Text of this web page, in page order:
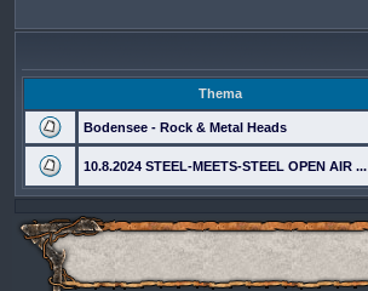
Thema
Bodensee - Rock & Metal Heads
10.8.2024 STEEL-MEETS-STEEL OPEN AIR ...